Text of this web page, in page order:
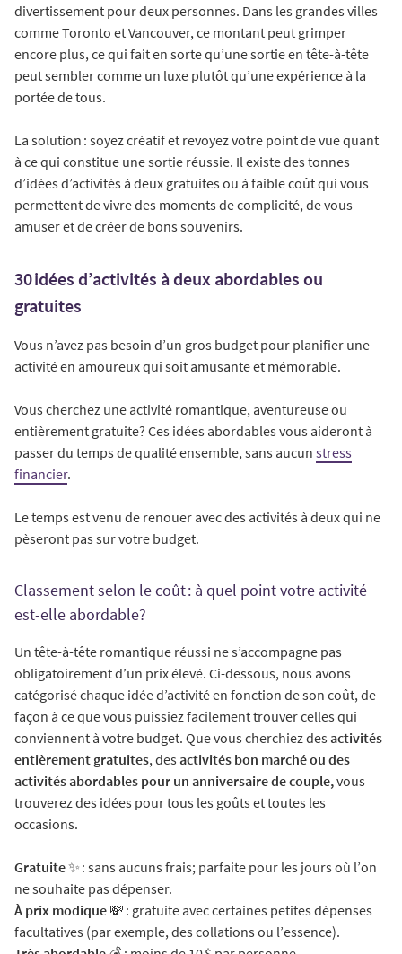
divertissement pour deux personnes. Dans les grandes villes
comme Toronto et Vancouver, ce montant peut grimper
encore plus, ce qui fait en sorte qu’une sortie en tête-à-tête
peut sembler comme un luxe plutôt qu’une expérience à la
portée de tous.
La solution : soyez créatif et revoyez votre point de vue quant
à ce qui constitue une sortie réussie. Il existe des tonnes
d’idées d’activités à deux gratuites ou à faible coût qui vous
permettent de vivre des moments de complicité, de vous
amuser et de créer de bons souvenirs.
30 idées d’activités à deux abordables ou
gratuites
Vous n’avez pas besoin d’un gros budget pour planifier une
activité en amoureux qui soit amusante et mémorable.
Vous cherchez une activité romantique, aventureuse ou
entièrement gratuite? Ces idées abordables vous aideront à
passer du temps de qualité ensemble, sans aucun stress
financier.
Le temps est venu de renouer avec des activités à deux qui ne
pèseront pas sur votre budget.
Classement selon le coût : à quel point votre activité
est-elle abordable?
Un tête-à-tête romantique réussi ne s’accompagne pas
obligatoirement d’un prix élevé. Ci-dessous, nous avons
catégorisé chaque idée d’activité en fonction de son coût, de
façon à ce que vous puissiez facilement trouver celles qui
conviennent à votre budget. Que vous cherchiez desactivités
entièrement gratuites, desactivités bon marché ou des
activités abordables pour un anniversaire de couple,vous
trouverez des idées pour tous les goûts et toutes les
occasions.
Gratuite✨ : sans aucuns frais; parfaite pour les jours où l’on
ne souhaite pas dépenser.
À prix modique 💸 : gratuite avec certaines petites dépenses
facultatives (par exemple, des collations ou l’essence).